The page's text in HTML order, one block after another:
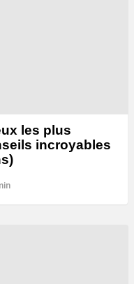
les plus
incroyables